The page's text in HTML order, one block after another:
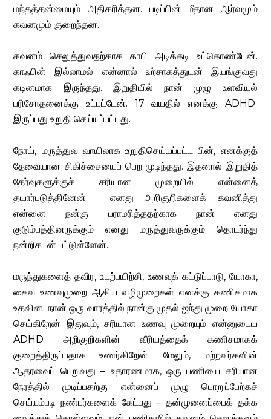
மந்தத்தன்மையும் அதிகரித்தன. படிப்பின் மீதான ஆர்வமும்
கவனமும் குறைந்தன.
கவனம் செலுத்துவதற்காக காபி அடிக்கடி உட்கொண்டேன்.
காஃபின் இல்லாமல் என்னால் உற்சாகத்துடன் இயங்குவது
கடினமாக இருந்தது. இறுதியில் நான் முழு உளவியல்
பரிசோதனைக்கு உட்பட்டேன். 17 வயதில் எனக்கு ADHD
இருப்பது உறுதி செய்யப்பட்டது.
நோய், மருத்துவ வாயிலாக உறுதிசெய்யப்பட்ட பின், எனக்குத்
தேவையான சிகிச்சையைப் பெற முடிந்தது. இதனால் இறுதித்
தேர்வுகளுக்குச் சரியான முறையில் என்னைத்
தயார்படுத்தினேன். எனது அறிகுறிகளைக் கவனித்து
என்னை நன்கு பராமரித்ததற்காக நான் எனது
குடும்பத்தினருக்கும் எனது மருத்துவருக்கும் தொடர்ந்து
நன்றிகடன் பட்டுள்ளேன்.
மருந்துகளைத் தவிர, உடற்பயிற்சி, உணவுக் கட்டுப்பாடு, யோகா,
சைவ உணவுமுறை ஆகிய வழிமுறைகள் எனக்கு கணிசமாக
உதவின. நான் ஒரு வாரத்தில் நான்கு முதல் ஐந்து முறை யோகா
செய்கிறேன் இதுவும், சரியான உணவு முறையும் என்னுடைய
ADHD அறிகுறிகளின் வீரியத்தைக் கணிசமாகக்
குறைத்திருப்பதாக உணர்கிறேன். மேலும், மற்றவர்களின்
ஆதரவைப் பெறுவது – உதாரணமாக, ஒரு பணியை சரியான
நேரத்தில் முடிப்பதற்கு என்னைப் முழு பொறுப்பேற்கச்
செய்யும்படி நண்பர்களைக் கேட்பது – தன்முனைப்பைக் தக்க